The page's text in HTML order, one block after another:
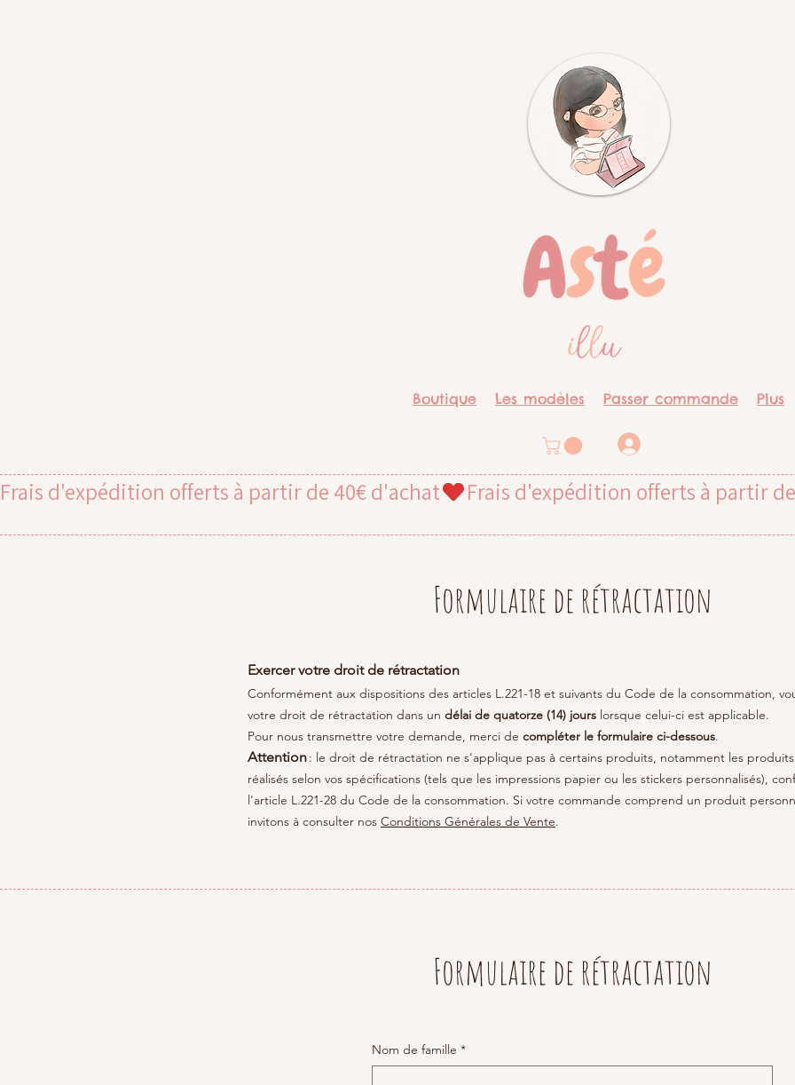
Boutique Les modèles Passer commande Plus
Frais d'expédition offerts à partir de 40€ d'achat
Formulaire de rétractation
Exercer votre droit de rétractation
Conformément aux dispositions des articles L.221-18 et suivants du Code de la consommation,
votre droit de rétractation dans un délai de quatorze (14) jours lorsque celui-ci est applicable.
Pour nous transmettre votre demande, merci de compléter le formulaire ci-dessous.
Attention: le droit de rétractation ne s'applique pas à certains produits, notamment les
réalisés selon vos spécifications (tels que les impressions papier ou les stickers personnalisés),
l'article L.221-28 du Code de la consommation. Si votre commande comprend un produit
invitons à consulter nos Conditions Générales de Vente.
Formulaire de rétractation
Nom de famille *